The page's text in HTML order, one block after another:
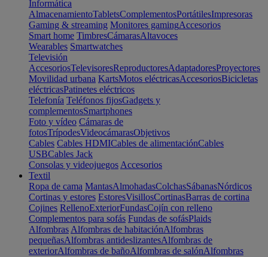
Informática
AlmacenamientoTabletsComplementosPortátilesImpresoras
Gaming & streaming Monitores gamingAccesorios
Smart home TimbresCámarasAltavoces
Wearables Smartwatches
Televisión
AccesoriosTelevisoresReproductoresAdaptadoresProyectores
Movilidad urbana KartsMotos eléctricasAccesoriosBicicletas
eléctricasPatinetes eléctricos
Telefonía Teléfonos fijosGadgets y
complementosSmartphones
Foto y vídeo Cámaras de
fotosTrípodesVideocámarasObjetivos
Cables Cables HDMICables de alimentaciónCables
USBCables Jack
Consolas y videojuegos Accesorios
Textil
Ropa de cama MantasAlmohadasColchasSábanasNórdicos
Cortinas y estores EstoresVisillosCortinasBarras de cortina
Cojines RellenoExteriorFundasCojín con relleno
Complementos para sofás Fundas de sofásPlaids
Alfombras Alfombras de habitaciónAlfombras
pequeñasAlfombras antideslizantesAlfombras de
exteriorAlfombras de bañoAlfombras de salónAlfombras